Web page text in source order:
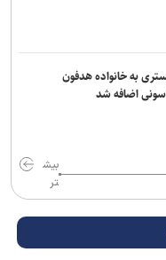
به خانواده هدفون
بیش
تر